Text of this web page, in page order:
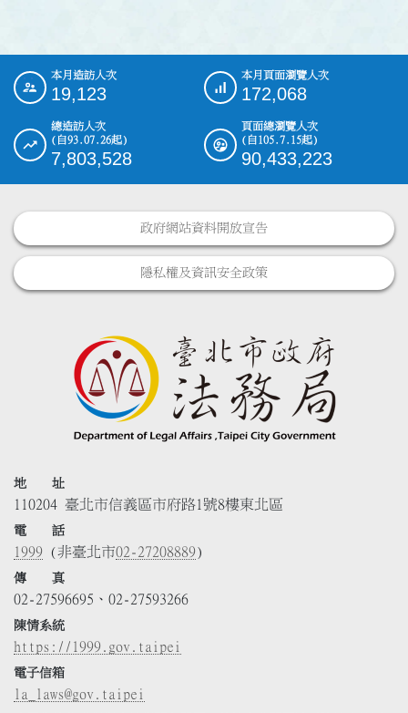
::: 本月造訪人次
19,123
本月頁面瀏覽人次
172,068
總造訪人次
(自93.07.26起)
7,803,528
頁面總瀏覽人次
(自105.7.15起)
90,433,223
政府網站資料開放宣告
隱私權及資訊安全政策
地 址
110204 臺北市信義區市府路1號8樓東北區
電 話
1999 (非臺北市02-27208889)
傳 真
02-27596695、02-27593266
陳情系統
https://1999.gov.taipei
電子信箱
la_laws@gov.taipei